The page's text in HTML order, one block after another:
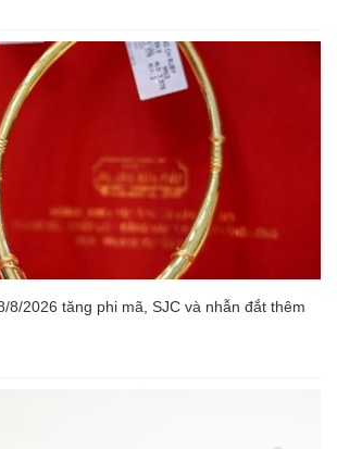
8/2026 tăng phi mã, SJC và nhẫn đắt thêm